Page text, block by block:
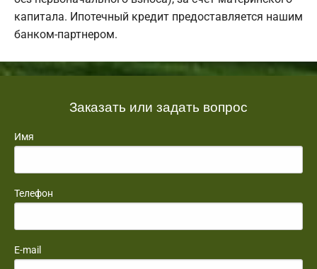
капитала. Ипотечный кредит предоставляется нашим
банком-партнером.
Заказать или задать вопрос
Имя
Телефон
E-mail